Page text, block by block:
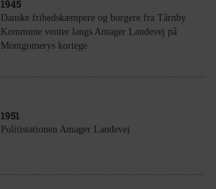
1945
Danske frihedskæmpere og borgere fra Tårnby
Kommune venter langs Amager Landevej på
Montgomerys kortege
1951
Politistationen Amager Landevej